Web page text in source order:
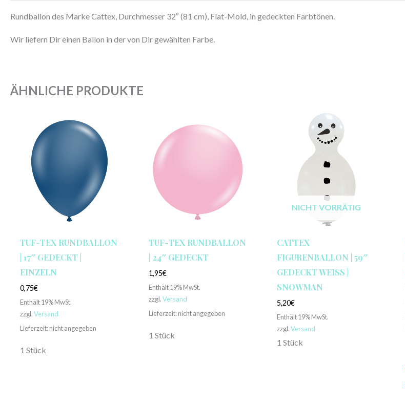
Rundballon des Marke Cattex, Durchmesser 32″ (81 cm), Flat-Mold, in gedeckten Farbtönen.
Wir liefern Dir einen Ballon in der von Dir gewählten Farbe.
ÄHNLICHE PRODUKTE
TUF-TEX RUNDBALLON
| 17″ GEDECKT |
EINZELN
0,75€
Enthält 19% MwSt.
zzgl.Versand
Lieferzeit: nicht angegeben
1 Stück
TUF-TEX RUNDBALLON
| 24″ GEDECKT
1,95€
Enthält 19% MwSt.
zzgl.Versand
Lieferzeit: nicht angegeben
1 Stück
NICHT VORRÄTIG
CATTEX
FIGURENBALLON | 59″
GEDECKT WEISS | S
NOWMAN
5,20€
Enthält 19% MwSt.
zzgl.Versand
1 Stück